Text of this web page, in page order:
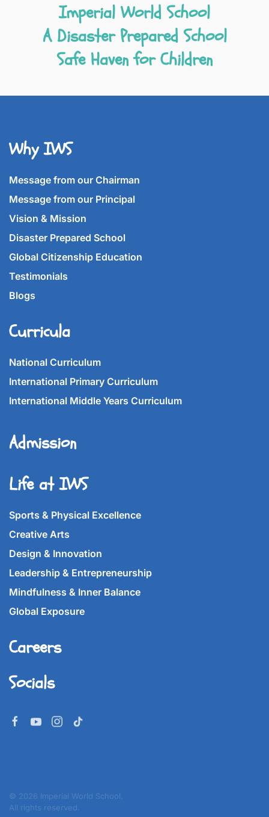
Imperial World School
A Disaster Prepared School
Safe Haven for Children
Why IWS
Message from our Chairman
Message from our Principal
Vision & Mission
Disaster Prepared School
Global Citizenship Education
Testimonials
Blogs
Curricula
National Curriculum
International Primary Curriculum
International Middle Years Curriculum
Admission
Life at IWS
Sports & Physical Excellence
Creative Arts
Design & Innovation
Leadership & Entrepreneurship
Mindfulness & Inner Balance
Global Exposure
Careers
Socials